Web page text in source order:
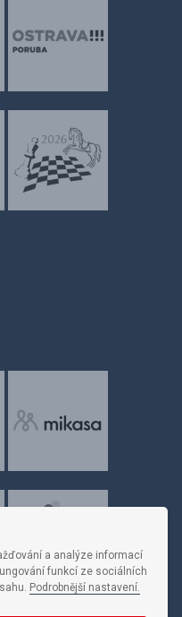
a analýze informací
funkcí ze sociálních
Podrobnější nastavení.